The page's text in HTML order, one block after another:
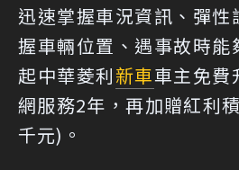
迅速掌握車況資訊、彈性
握車輛位置、遇事故時能
起中華菱利新車車主免費
網服務2年，再加贈紅利
千元)。